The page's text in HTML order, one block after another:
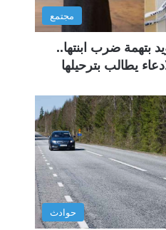
مجتمع
بتهمة ضرب ابنتها..
يطالب بترحيلها
حوادث